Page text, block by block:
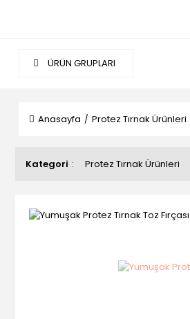
ÜRÜN GRUPLARI
Anasayfa Protez Tırnak Ürünleri
Kategori Protez Tırnak Ürünleri